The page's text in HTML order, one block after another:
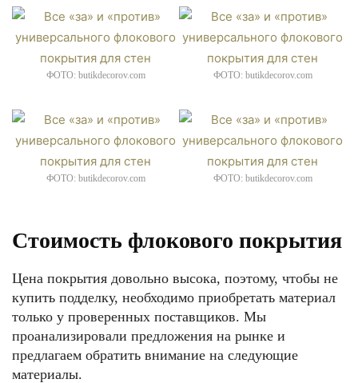
ФОТО: butikdecorov.com ФОТО: butikdecorov.com
ФОТО: butikdecorov.com ФОТО: butikdecorov.com
Стоимость флокового покрытия
Цена покрытия довольно высока, поэтому, чтобы не
купить подделку, необходимо приобретать материал
только у проверенных поставщиков. Мы
проанализировали предложения на рынке и
предлагаем обратить внимание на следующие
материалы.